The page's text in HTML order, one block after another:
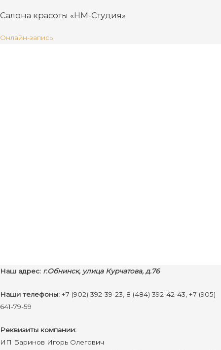
Салона красоты «НМ-Студия»
Онлайн-запись
Наш адрес: г.Обнинск, улица Курчатова, д.76
Наши телефоны: +7 (902) 392-39-23, 8 (484) 392-42-43, +7 (905)
641-79-59
Реквизиты компании:
ИП Баринов Игорь Олегович